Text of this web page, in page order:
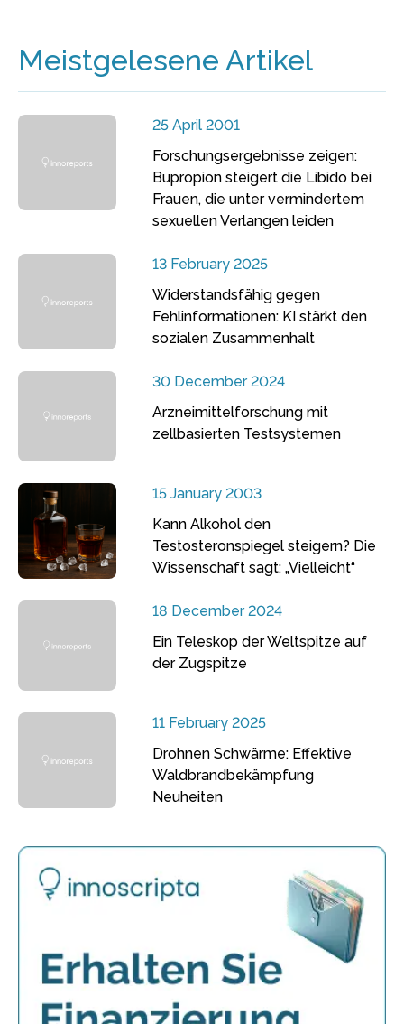
Meistgelesene Artikel
25 April 2001
Forschungsergebnisse zeigen:
Bupropion steigert die Libido bei
Frauen, die unter vermindertem
sexuellen Verlangen leiden
13 February 2025
Widerstandsfähig gegen
Fehlinformationen: KI stärkt den
sozialen Zusammenhalt
30 December 2024
Arzneimittelforschung mit
zellbasierten Testsystemen
15 January 2003
Kann Alkohol den
Testosteronspiegel steigern? Die
Wissenschaft sagt: „Vielleicht“
18 December 2024
Ein Teleskop der Weltspitze auf
der Zugspitze
11 February 2025
Drohnen Schwärme: Effektive
Waldbrandbekämpfung
Neuheiten